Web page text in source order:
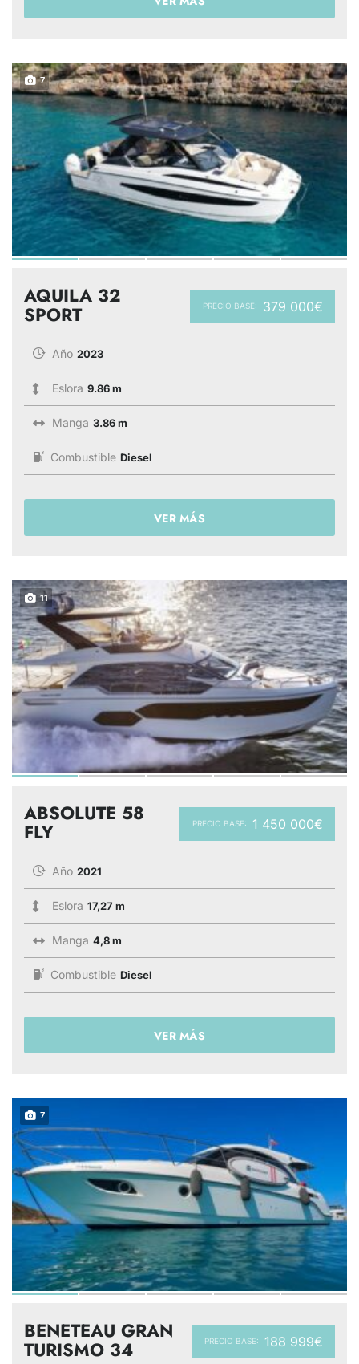
7
PRECIO BASE: 379 000€
AQUILA 32
SPORT
Año 2023
Eslora 9.86 m
Manga 3.86 m
Combustible Diesel
VER MÁS
11
PRECIO BASE: 1 450 000€
ABSOLUTE 58
FLY
Año 2021
Eslora 17,27 m
Manga 4,8 m
Combustible Diesel
VER MÁS
7
PRECIO BASE: 188 999€
BENETEAU GRAN
TURISMO 34